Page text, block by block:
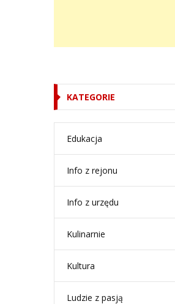
KATEGORIE
Edukacja
Info z rejonu
Info z urzędu
Kulinarnie
Kultura
Ludzie z pasją